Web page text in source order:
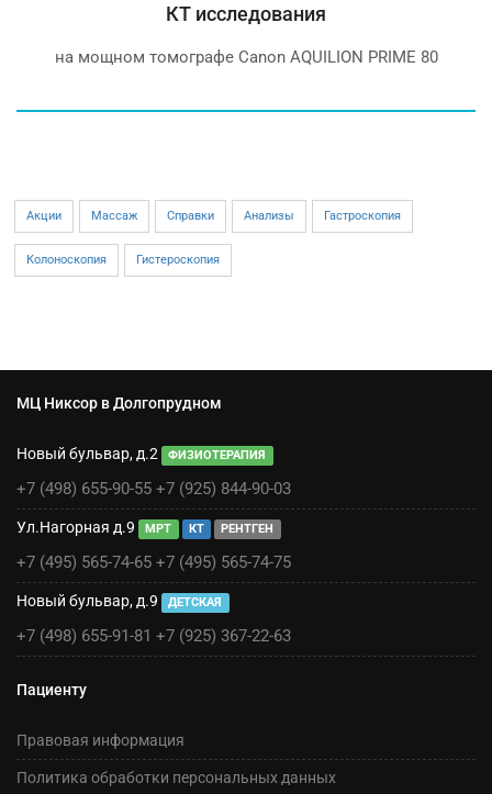
Canon AQUILION PRIME 80 Siemens
Акции Массаж Справки Анализы Гастроскопия
Колоноскопия Гистероскопия
МЦ Никсор в Долгопрудном
Новый бульвар, д.2 ФИЗИОТЕРАПИЯ
+7 (498) 655-90-55 +7 (925) 844-90-03
Ул.Нагорная д.9 МРТ КТ РЕНТГЕН
+7 (495) 565-74-65 +7 (495) 565-74-75
Новый бульвар, д.9 ДЕТСКАЯ
+7 (498) 655-91-81 +7 (925) 367-22-63
Пациенту
Правовая информация
Политика обработки персональных данных